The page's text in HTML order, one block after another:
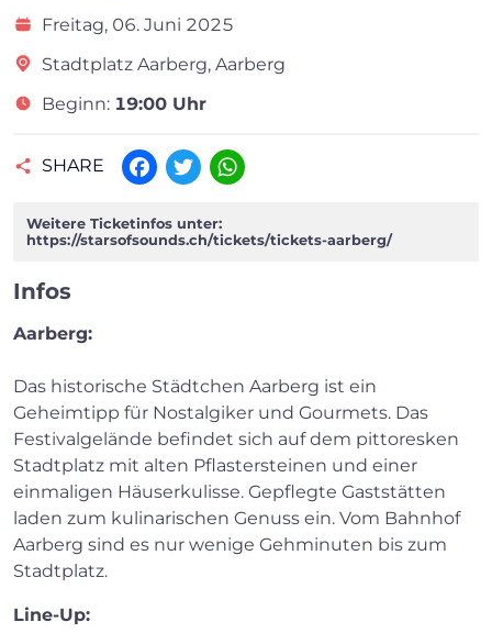
Freitag, 06. Juni 2025
Stadtplatz Aarberg, Aarberg
Beginn: 19:00 Uhr
SHARE
Weitere Ticketinfos unter:
https://starsofsounds.ch/tickets/tickets-aarberg/
Infos
Aarberg:
Das historische Städtchen Aarberg ist ein
Geheimtipp für Nostalgiker und Gourmets. Das
Festivalgelände befindet sich auf dem pittoresken
Stadtplatz mit alten Pflastersteinen und einer
einmaligen Häuserkulisse. Gepflegte Gaststätten
laden zum kulinarischen Genuss ein. Vom Bahnhof
Aarberg sind es nur wenige Gehminuten bis zum
Stadtplatz.
Line-Up: